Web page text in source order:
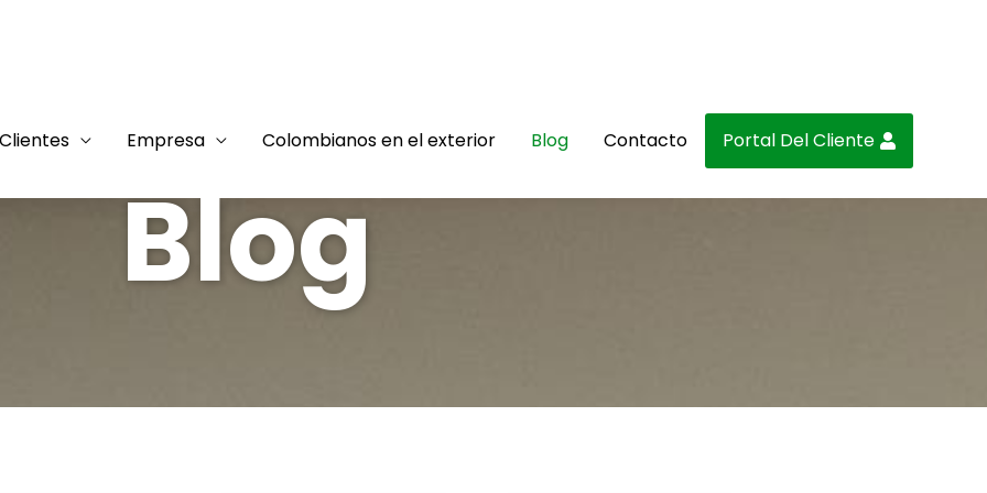
Clientes Empresa Colombianos en el exterior Blog Contacto Portal Del Cliente
Blog